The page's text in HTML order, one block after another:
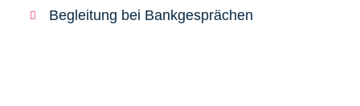
Begleitung bei Bankgesprächen